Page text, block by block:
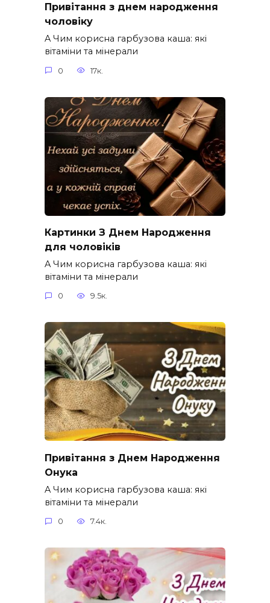
Привітання з днем народження
чоловіку
A Чим корисна гарбузова каша: які
вітаміни та мінерали
0 17к.
Картинки З Днем Народження
для чоловіків​
A Чим корисна гарбузова каша: які
вітаміни та мінерали
0 9.5к.
Привітання з Днем Народження
Онука
A Чим корисна гарбузова каша: які
вітаміни та мінерали
0 7.4к.